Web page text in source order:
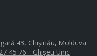
43, Chișinău, Moldova
45 76 - Ghișeu Unic